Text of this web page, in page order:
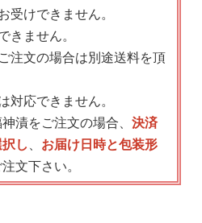
受けできません。
きません。
注文の場合は別途送料を頂
対応できません。
漬をご注文の場合、決済
し
お届け日時と包装形
注文下さい。